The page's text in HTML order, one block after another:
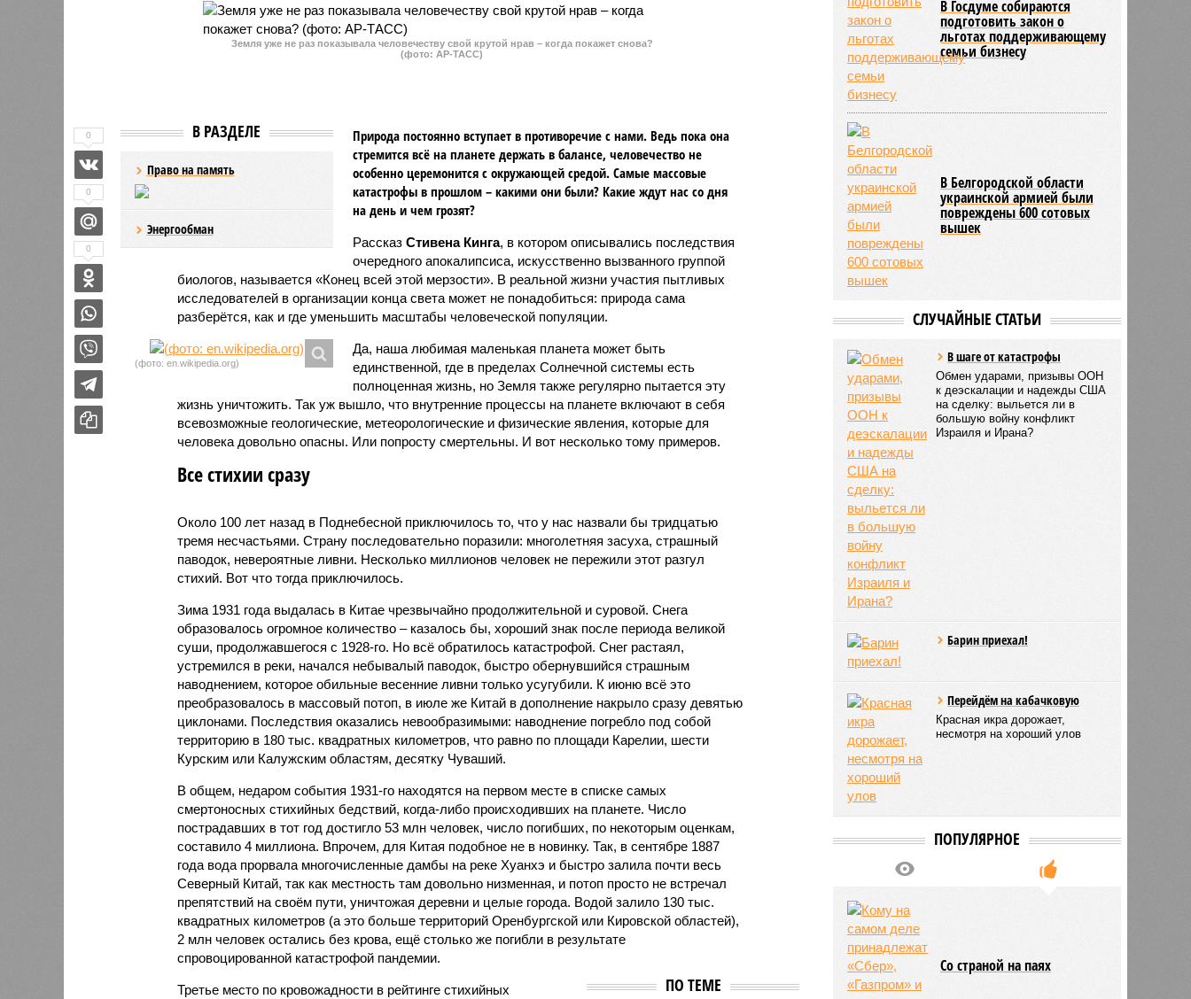
нанесении ударов по ЗАЭС.
Земля уже не раз показывала человечеству свой крутой нрав – когда покажет снова?
(фото: АР-ТАСС)
В РАЗДЕЛЕ
Право на память
Энергообман
Природа постоянно вступает в противоречие с нами. Ведь пока она
стремится всё на планете держать в балансе, человечество не
особенно церемонится с окружающей средой. Самые массовые
катастрофы в прошлом – какими они были? Какие ждут нас со дня
на день и чем грозят?
Рассказ Стивена Кинга, в котором описывались последствия
очередного апокалипсиса, искусственно вызванного группой
биологов, называется «Конец всей этой мерзости». В реальной жизни участия пытливых
исследователей в организации конца света может не понадобиться: природа сама
разберётся, как и где уменьшить масштабы человеческой популяции.
(фото: en.wikipedia.org)
Да, наша любимая маленькая планета может быть
единственной, где в пределах Солнечной системы есть
полноценная жизнь, но Земля также регулярно пытается эту
жизнь уничтожить. Так уж вышло, что внутренние процессы на планете включают в себя
всевозможные геологические, метеорологические и физические явления, которые для
человека довольно опасны. Или попросту смертельны. И вот несколько тому примеров.
Все стихии сразу
Около 100 лет назад в Поднебесной приключилось то, что у нас назвали бы тридцатью
тремя несчастьями. Страну последовательно поразили: многолетняя засуха, страшный
паводок, невероятные ливни. Несколько миллионов человек не пережили этот разгул
стихий. Вот что тогда приключилось.
Зима 1931 года выдалась в Китае чрезвычайно продолжительной и суровой. Снега
образовалось огромное количество – казалось бы, хороший знак после периода великой
суши, продолжавшегося с 1928-го. Но всё обратилось катастрофой. Снег растаял,
устремился в реки, начался небывалый паводок, быстро обернувшийся страшным
наводнением, которое обильные весенние ливни только усугубили. К июню всё это
преобразовалось в массовый потоп, в июле же Китай в дополнение накрыло сразу девятью
циклонами. Последствия оказались невообразимыми: наводнение погребло под собой
территорию в 180 тыс. квадратных километров, что равно по площади Карелии, шести
Курским или Калужским областям, десятку Чуваший.
В общем, недаром события 1931-го находятся на первом месте в списке самых
смертоносных стихийных бедствий, когда-либо происходивших на планете. Число
пострадавших в тот год достигло 53 млн человек, число погибших, по некоторым оценкам,
составило 4 миллиона. Впрочем, для Китая подобное не в новинку. Так, в сентябре 1887
года вода прорвала многочисленные дамбы на реке Хуанхэ и быстро залила почти весь
Северный Китай, так как местность там довольно низменная, и потоп просто не встречал
препятствий на своём пути, уничтожая деревни и целые города. Водой залило 130 тыс.
квадратных километров (а это больше территорий Оренбургской или Кировской областей),
2 млн человек остались без крова, ещё столько же погибли в результате
спровоцированной катастрофой пандемии.
ПО ТЕМЕ
Третье место по кровожадности в рейтинге стихийных
0
0
0
В Госдуме собираются
подготовить закон о
льготах поддерживающему
семьи бизнесу
В Белгородской области
украинской армией были
повреждены 600 сотовых
вышек
СЛУЧАЙНЫЕ СТАТЬИ
В шаге от катастрофы
Обмен ударами, призывы ООН
к деэскалации и надежды США
на сделку: выльется ли в
большую войну конфликт
Израиля и Ирана?
Барин приехал!
Перейдём на кабачковую
Красная икра дорожает,
несмотря на хороший улов
ПОПУЛЯРНОЕ
Со страной на паях